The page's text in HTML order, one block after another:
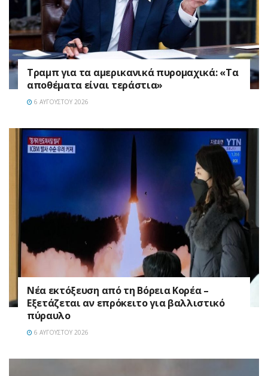
Τραμπ για τα αμερικανικά πυρομαχικά: «Τα
αποθέματα είναι τεράστια»
6 ΑΥΓΟΎΣΤΟΥ 2026
Νέα εκτόξευση από τη Βόρεια Κορέα –
Εξετάζεται αν επρόκειτο για βαλλιστικό
πύραυλο
6 ΑΥΓΟΎΣΤΟΥ 2026